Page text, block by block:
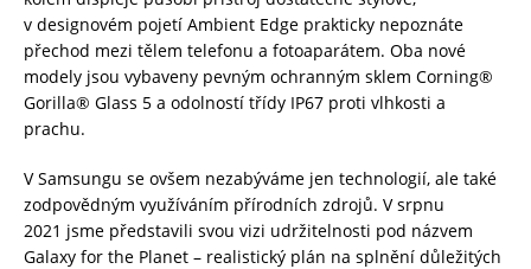
v designovém pojetí Ambient Edge prakticky nepoznáte
přechod mezi tělem telefonu a fotoaparátem. Oba nové
modely jsou vybaveny pevným ochranným sklem Corning®
Gorilla® Glass 5 a odolností třídy IP67 proti vlhkosti a
prachu.
V Samsungu se ovšem nezabýváme jen technologií, ale také
zodpovědným využíváním přírodních zdrojů. V srpnu
2021 jsme představili svou vizi udržitelnosti pod názvem
Galaxy for the Planet – realistický plán na splnění důležitých